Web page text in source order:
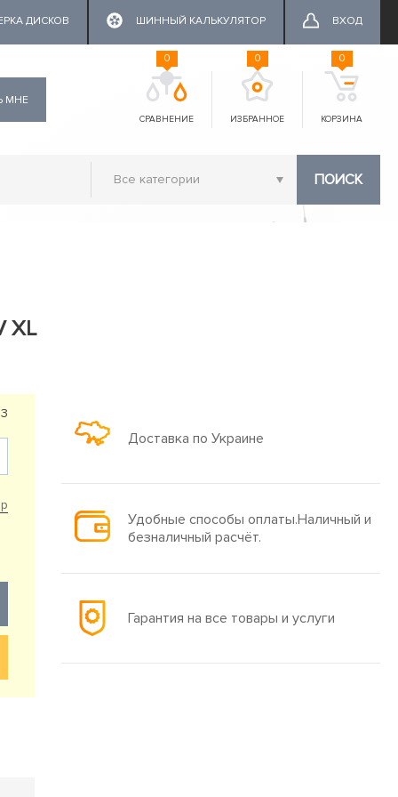
ДИСКОВ ШИННЫЙ КАЛЬКУЛЯТОР ВХОД
МНЕ
СРАВНЕНИЕ
0
ИЗБРАННОЕ
0
КОРЗИНА
0
ПОИСК
XL
Доставка по Украине
Удобные способы оплаты.Наличный и
безналичный расчёт.
Гарантия на все товары и услуги